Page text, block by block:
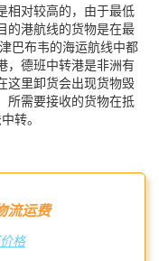
相对较高的，由于最低
的港航线的货物是在最
巴布韦的海运航线中都
，德班中转港是非洲有
这里卸货会出现货物毁
所需要接收的货物在抵
转。
流运费
格